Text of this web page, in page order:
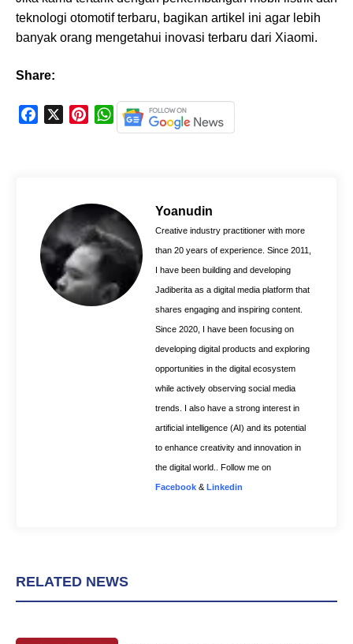
teknologi otomotif terbaru, bagikan artikel ini agar lebih
banyak orang mengetahui inovasi terbaru dari Xiaomi.
Share:
k
r
e
s
t
W
h
A
p
p
Yoanudin
Creative industry practitioner with more
than 20 years of experience. Since 2011,
I have been building and developing
Jadiberita as a digital media platform that
shares engaging and inspiring content.
Since 2020, I have been focusing on
developing digital products and exploring
opportunities in the digital ecosystem
while actively observing social media
trends. I also have a strong interest in
artificial intelligence (AI) and its potential
to enhance creativity and innovation in
the digital world.. Follow me on
Facebook & Linkedin
RELATED NEWS